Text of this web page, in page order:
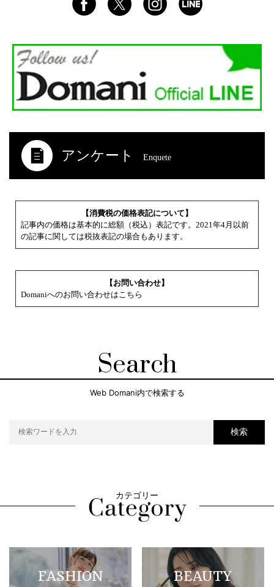
アンケート Enquete
【消費税の価格表記について】
記事内の価格は基本的に総額（税込）表記です。2021年4月以前
の記事に関しては税抜表記の場合もあります。
【お問い合わせ】
Domaniへのお問い合わせはこちら
Search
Web Domani内で検索する
検索
カテゴリー
FASHION BEAUTY